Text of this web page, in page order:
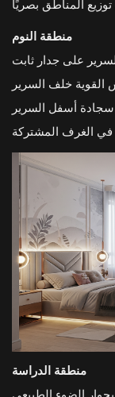
منطقة النوم
على جدار ثابت
القوية خلف السرير
أسفل السرير
في الغرف المشتركة
منطقة الدراسة